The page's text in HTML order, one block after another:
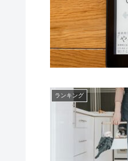
ランキング